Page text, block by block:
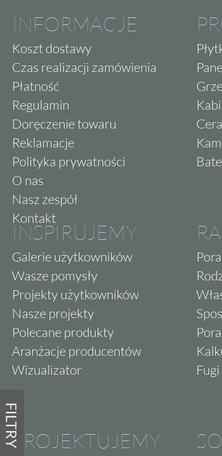
FILTRY
INFORMACJE
Koszt dostawy
Czas realizacji zamówienia
Płatność
Regulamin
Doręczenie towaru
Reklamacje
Polityka prywatności
O nas
Nasz zespół
Kontakt
INSPIRUJEMY
Galerie użytkowników
Wasze pomysły
Projekty użytkowników
Nasze projekty
Polecane produkty
Aranżacje producentów
Wizualizator
PROJEKTUJEMY